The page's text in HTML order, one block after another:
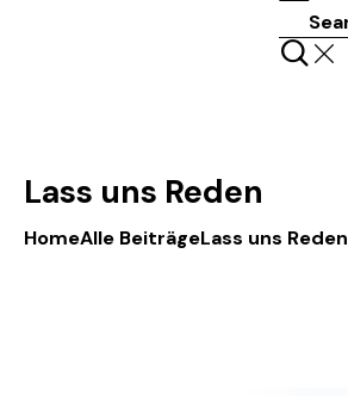
Search
Lass uns Reden
HomeAlle BeiträgeLass uns Reden